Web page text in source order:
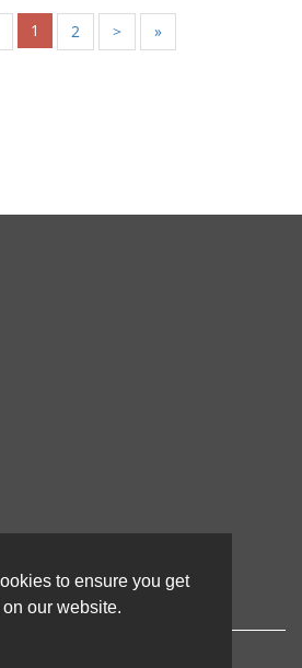
to ensure you get
our website.
1 2 > »